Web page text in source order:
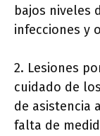
bajos niveles
infecciones y
2. Lesiones
cuidado de
de asistencia
falta de